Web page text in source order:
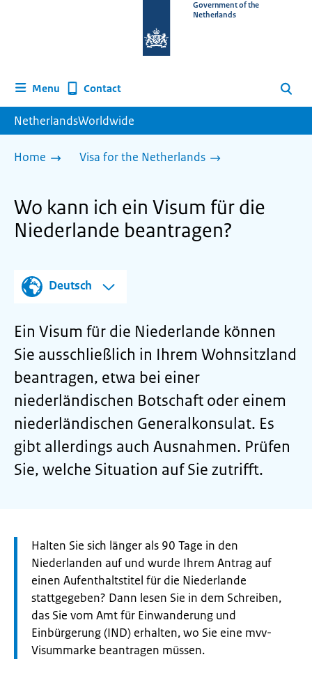
homepage
Government of the
Netherlands
Menu Contact Search
NetherlandsWorldwide
Home Visa for the Netherlands
Wo kann ich ein Visum für die
Niederlande beantragen?
Deutsch
Ein Visum für die Niederlande können
Sie ausschließlich in Ihrem Wohnsitzland
beantragen, etwa bei einer
niederländischen Botschaft oder einem
niederländischen Generalkonsulat. Es
gibt allerdings auch Ausnahmen. Prüfen
Sie, welche Situation auf Sie zutrifft.
Let
op:
Halten Sie sich länger als 90 Tage in den
Niederlanden auf und wurde Ihrem Antrag auf
einen Aufenthaltstitel für die Niederlande
stattgegeben? Dann lesen Sie in dem Schreiben,
das Sie vom Amt für Einwanderung und
Einbürgerung (IND) erhalten, wo Sie eine mvv-
Visummarke beantragen müssen.